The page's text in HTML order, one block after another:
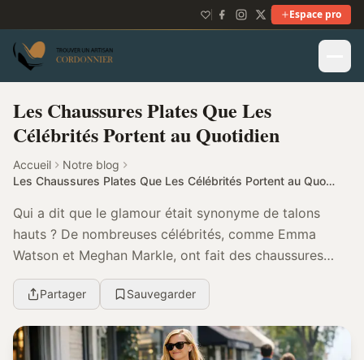
Espace pro
Les Chaussures Plates Que Les
Célébrités Portent au Quotidien
Accueil
Notre blog
Les Chaussures Plates Que Les Célébrités Portent au Quotidien
Qui a dit que le glamour était synonyme de talons
hauts ? De nombreuses célébrités, comme Emma
Watson et Meghan Markle, ont fait des chaussures
plates leur choix de prédilection pour leur quotidien.
C... Partager Sauvegarder